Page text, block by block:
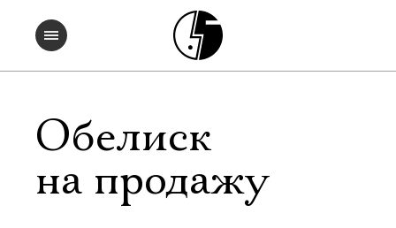
Обелиск
на продажу